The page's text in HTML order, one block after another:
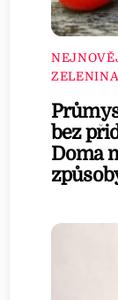
ZELENINA
bez
Doma